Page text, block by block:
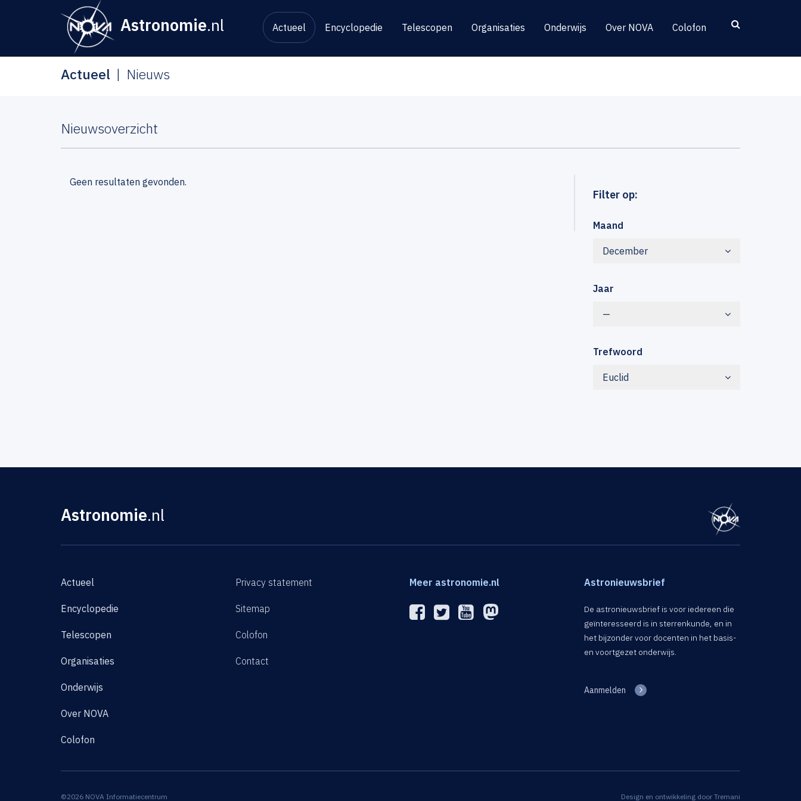
Astronomie.nl Actueel Encyclopedie Telescopen Organisaties Onderwijs Over NOVA Colofon
Actueel Nieuws
Nieuwsoverzicht
Filter op:
Maand
December
Jaar
—
Trefwoord
Euclid
Geen resultaten gevonden.
Astronomie.nl
Actueel
Encyclopedie
Telescopen
Organisaties
Onderwijs
Over NOVA
Colofon
Privacy statement
Sitemap
Colofon
Contact
Meer astronomie.nl Astronieuwsbrief
De astronieuwsbrief is voor iedereen die
geïnteresseerd is in sterrenkunde, en in
het bijzonder voor docenten in het basis-
en voortgezet onderwijs.
Aanmelden
©2026 NOVA Informatiecentrum Design en ontwikkeling door Tremani